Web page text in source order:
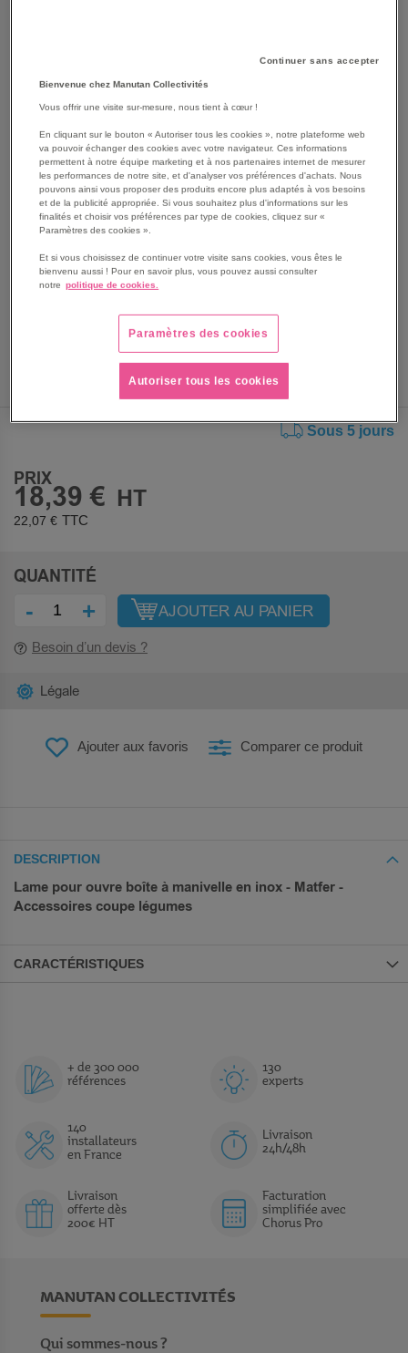
SKIP
BEGINNING
IMAGES
Les avantages
Lame pour ouvre boîte à manivelle en inox Matfer.
lame ou couteau bonzer.
S'adapte à tous les modèles.
Voir le descriptif complet
Sous 5 jours
PRIX
18,39 €
22,07 €
QUANTITÉ
- + AJOUTER AU PANIER
Besoin d’un devis ?
Ajouter aux favoris Comparer ce produit
Légale
DESCRIPTION
Lame pour ouvre boîte à manivelle en inox - Matfer -
Accessoires coupe légumes
CARACTÉRISTIQUES
+ de 300 000
références
130
experts
140
installateurs
en France
Livraison
24h/48h
Livraison
offerte dès
200€ HT
Facturation
simplifiée avec
Chorus Pro
MANUTAN COLLECTIVITÉS
Qui sommes-nous ?
Continuer sans accepter
Bienvenue chez Manutan Collectivités
Vous offrir une visite sur-mesure, nous tient à cœur !
En cliquant sur le bouton « Autoriser tous les cookies », notre plateforme web
va pouvoir échanger des cookies avec votre navigateur. Ces informations
permettent à notre équipe marketing et à nos partenaires internet de mesurer
les performances de notre site, et d'analyser vos préférences d'achats. Nous
pouvons ainsi vous proposer des produits encore plus adaptés à vos besoins
et de la publicité appropriée. Si vous souhaitez plus d'informations sur les
finalités et choisir vos préférences par type de cookies, cliquez sur «
Paramètres des cookies ».
Et si vous choisissez de continuer votre visite sans cookies, vous êtes le
bienvenu aussi ! Pour en savoir plus, vous pouvez aussi consulter
notre politique de cookies.
Paramètres des cookies
Autoriser tous les cookies